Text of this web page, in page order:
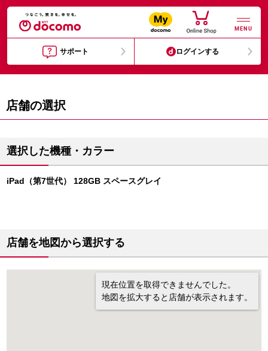
MENU
サポート ログインする
店舗の選択
選択した機種・カラー
iPad（第7世代） 128GB スペースグレイ
店舗を地図から選択する
現在位置を取得できませんでした。
地図を拡大すると店舗が表示されます。